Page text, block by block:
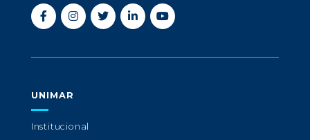
UNIMAR
Institucional